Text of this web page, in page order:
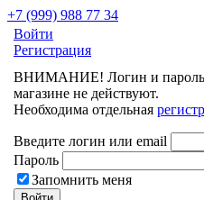
+7 (999) 988 77 34
Войти
Регистрация
ВНИМАНИЕ! Логин и пароль
магазине не действуют.
Необходима отдельная
Введите логин или email
Пароль
Запомнить меня